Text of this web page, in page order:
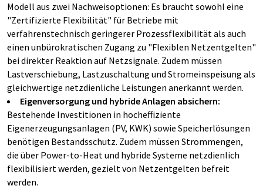
Modell aus zwei Nachweisoptionen: Es braucht sowohl eine
"Zertifizierte Flexibilität" für Betriebe mit
verfahrenstechnisch geringerer Prozessflexibilität als auch
einen unbürokratischen Zugang zu "Flexiblen Netzentgelten"
bei direkter Reaktion auf Netzsignale. Zudem müssen
Lastverschiebung, Lastzuschaltung und Stromeinspeisung als
gleichwertige netzdienliche Leistungen anerkannt werden.
Eigenversorgung und hybride Anlagen absichern:
Bestehende Investitionen in hocheffiziente
Eigenerzeugungsanlagen (PV, KWK) sowie Speicherlösungen
benötigen Bestandsschutz. Zudem müssen Strommengen,
die über Power-to-Heat und hybride Systeme netzdienlich
flexibilisiert werden, gezielt von Netzentgelten befreit
werden.